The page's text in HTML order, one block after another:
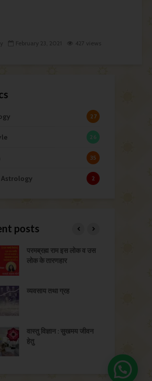
February 23, 2021 427 views
27
26
35
Astrology 2
posts
परमब्रह्म राम इस लोक व उस
लोक के तारणहार
व्यवसाय तथा ग्रह
वास्तु विज्ञान : सुखमय जीवन
हेतु